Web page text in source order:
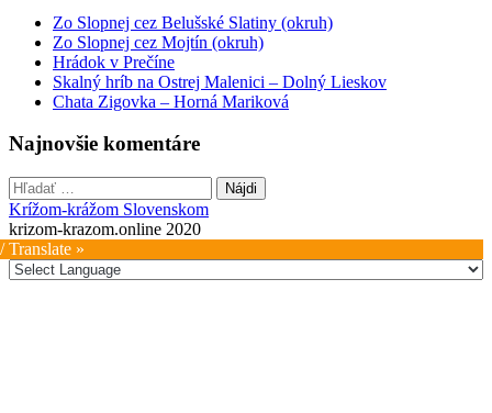
Zo Slopnej cez Belušské Slatiny (okruh)
Zo Slopnej cez Mojtín (okruh)
Hrádok v Prečíne
Skalný hríb na Ostrej Malenici – Dolný Lieskov
Chata Zigovka – Horná Mariková
Najnovšie komentáre
Hľadať:
Krížom-krážom Slovenskom
krizom-krazom.online 2020
Translate »